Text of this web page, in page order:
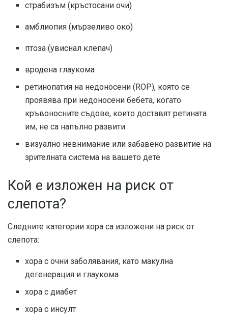
страбизъм (кръстосани очи)
амблиопия (мързеливо око)
птоза (увиснал клепач)
вродена глаукома
ретинопатия на недоносени (ROP), която се
проявява при недоносени бебета, когато
кръвоносните съдове, които доставят ретината
им, не са напълно развити
визуално невнимание или забавено развитие на
зрителната система на вашето дете
Кой е изложен на риск от
слепота?
Следните категории хора са изложени на риск от
слепота:
хора с очни заболявания, като макулна
дегенерация и глаукома
хора с диабет
хора с инсулт